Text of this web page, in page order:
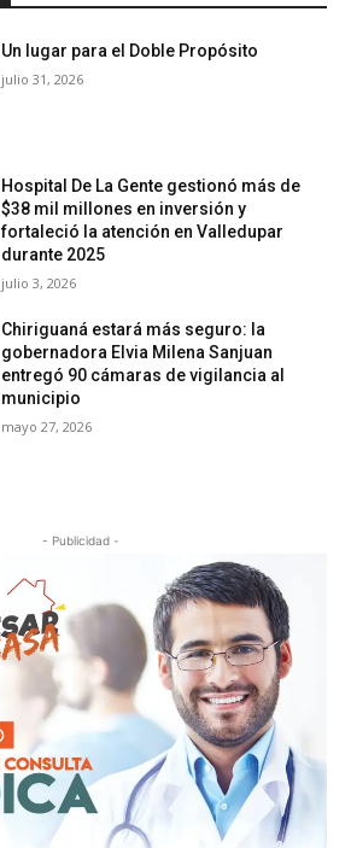
Un lugar para el Doble Propósito
julio 31, 2026
Hospital De La Gente gestionó más de
$38 mil millones en inversión y
fortaleció la atención en Valledupar
durante 2025
julio 3, 2026
Chiriguaná estará más seguro: la
gobernadora Elvia Milena Sanjuan
entregó 90 cámaras de vigilancia al
municipio
mayo 27, 2026
- Publicidad -